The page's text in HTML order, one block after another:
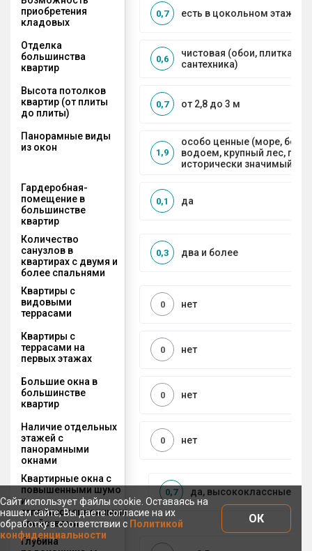
приобретения
кладовых
есть в цокольном этаже
0,7
Отделка
большинства
квартир
чистовая (обои, плитка,
сантехника)
0,6
Высота потолков
квартир (от плиты
до плиты)
от 2,8 до 3 м
0,7
Панорамные виды
из окон
особо ценные (море,
водоем, крупный лес,
исторически значимый
1,9
Гардеробная-
помещение в
большинстве
квартир
да
0,1
Количество
санузлов в
квартирах с двумя и
более спальнями
два и более
0,3
Квартиры с
видовыми
террасами
нет
0
Квартиры с
террасами на
первых этажах
нет
0
Большие окна в
большинстве
квартир
нет
0
Наличие отдельных
этажей с
панорамными
окнами
нет
0
Квартирные окна с
повышенными шумо
и
теплоизоляционными
свойствами
да, высококлассные
0,7
Глубина
Сайт использует файлы cookie. Оставаясь на
нашем сайте, Вы даете согласие на их
обработку в соответствии с Политикой
конфиденциальности
ОК